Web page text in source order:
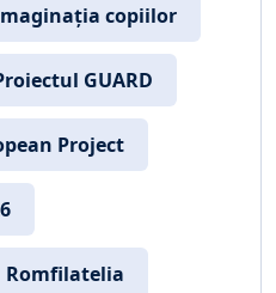
copiilor
GUARD
Project
Romfilatelia